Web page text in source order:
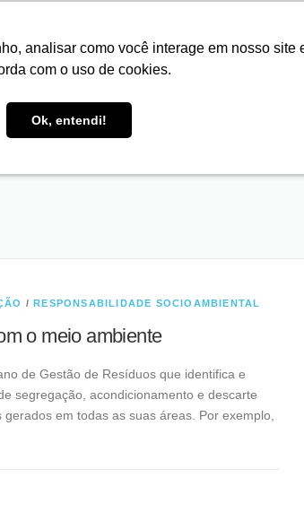
analisar como você interage em nosso
com o uso de cookies.
Ok, entendi!
INSTALAÇÕES CLIENTES
RELATÓRIO ANUAL
/RESPONSABILIDADE SOCIOAMBIENTAL
o meio ambiente
de Gestão de Resíduos que identifica e
segregação, acondicionamento e descarte
em todas as suas áreas. Por exemplo,